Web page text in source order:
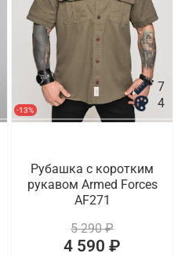
-13%
7
4
Рубашка с коротким
рукавом Armed Forces
AF271
5 290 ₽
4 590 ₽